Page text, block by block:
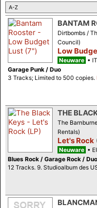
BANTAM
Dirtbombs /
Council)
Low
Neuware IT
Garage Punk / Duo
3 Tracks; Limited to 500 copies.
THE
The
Rentals)
Let's Rock
Neuware
Blues Rock / Garage Rock / Duo
12 Tracks. 9. Studioalbum des